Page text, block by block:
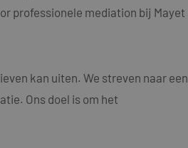
professionele mediation bij Mayet
kan uiten. We streven naar een
Ons doel is om het
gebruikte
,
de
sessie van de
om het